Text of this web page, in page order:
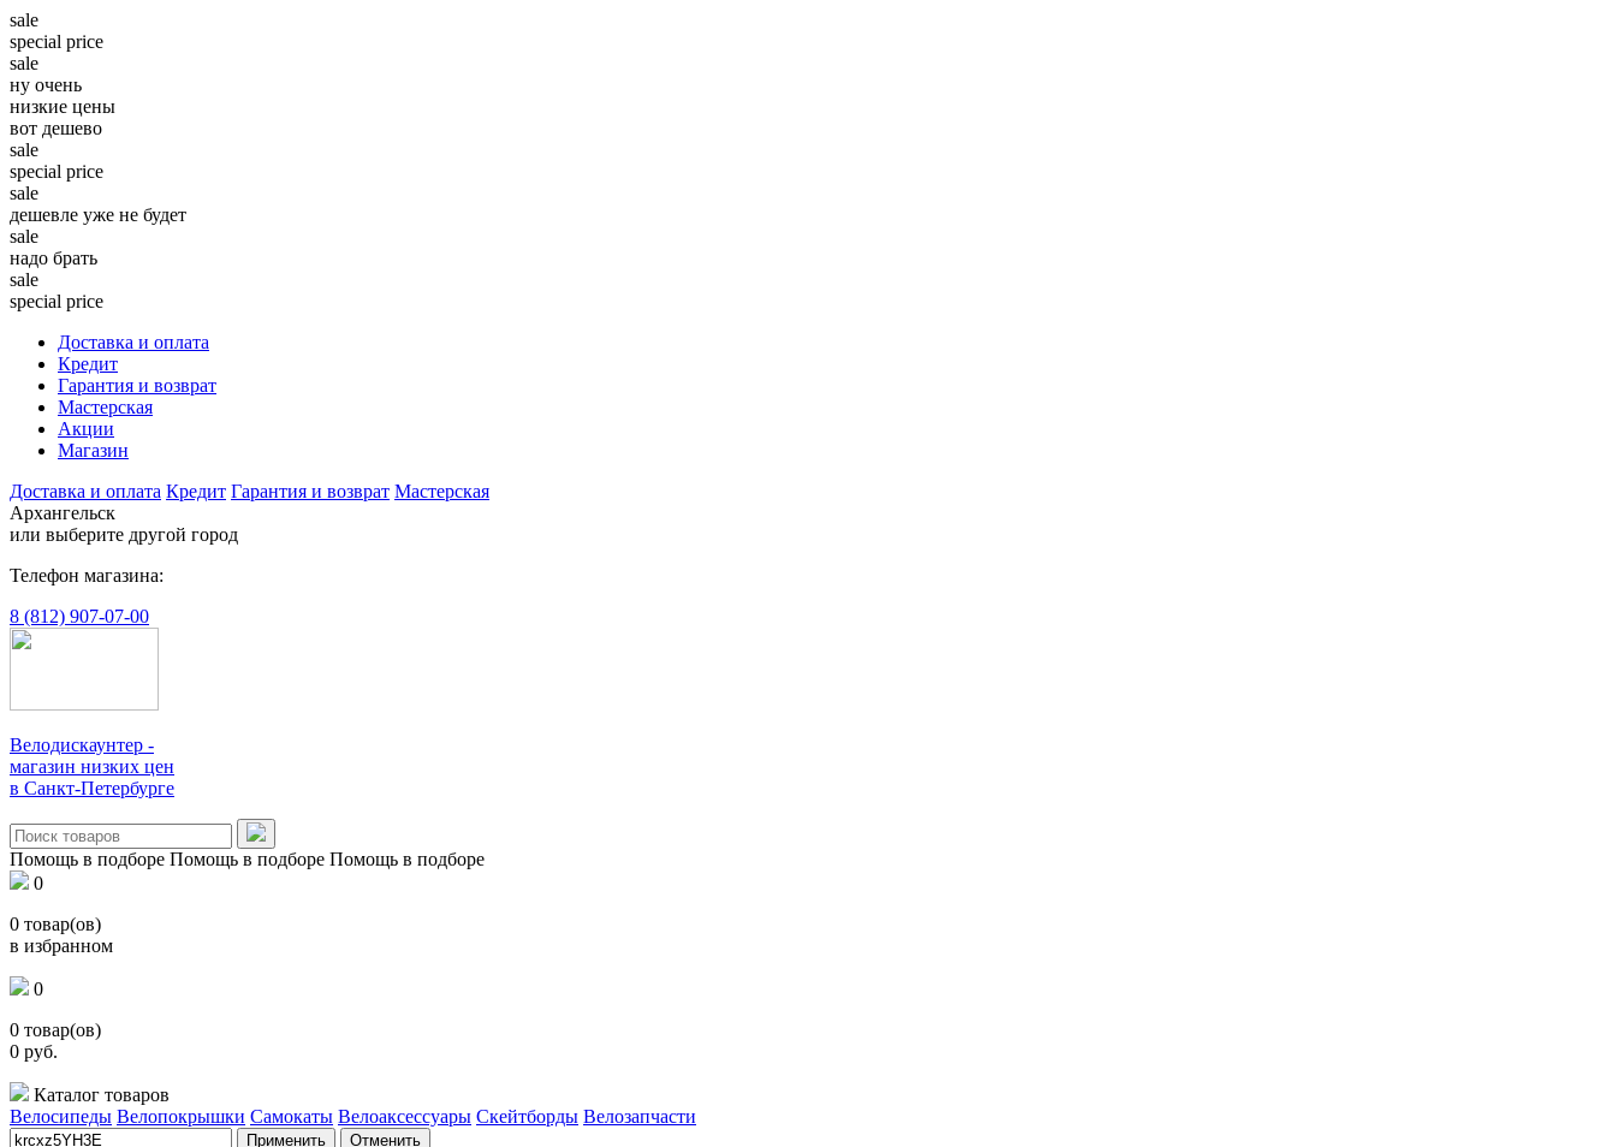
sale
special price
sale
ну очень
низкие цены
вот дешево
sale
special price
sale
дешевле уже не будет
sale
надо брать
sale
special price
Доставка и оплата
Кредит
Гарантия и возврат
Мастерская
Акции
Магазин
Доставка и оплата Кредит Гарантия и возврат Мастерская
Архангельск
или выберите другой город
Телефон магазина:
8 (812) 907-07-00
Велодискаунтер -
магазин низких цен
в Санкт-Петербурге
Помощь в подборе Помощь в подборе Помощь в подборе
0
0 товар(ов)
в избранном
0
0 товар(ов)
0 руб.
Каталог товаров
Велосипеды Велопокрышки Самокаты Велоаксессуары Скейтборды Велозапчасти
Применить Отменить